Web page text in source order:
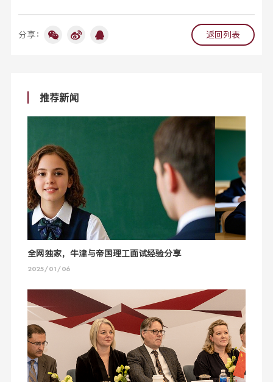
分享： 返回列表
推荐新闻
全网独家，牛津与帝国理工面试经验分享
2025/01/06